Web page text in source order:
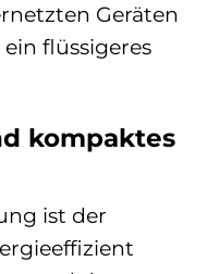
Geräten
flüssigeres
kompaktes
ist der